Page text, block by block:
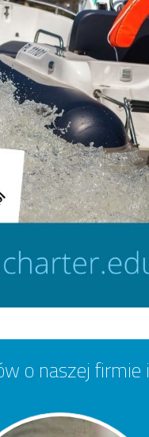
o naszej firmie i